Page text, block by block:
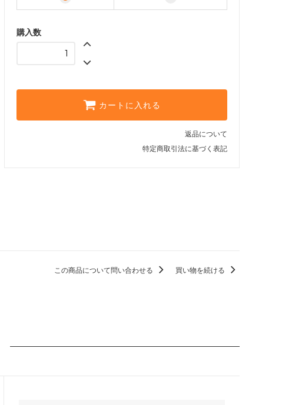
購入数
カートに入れる
返品について
特定商取引法に基づく表記
この商品について問い合わせる 買い物を続ける